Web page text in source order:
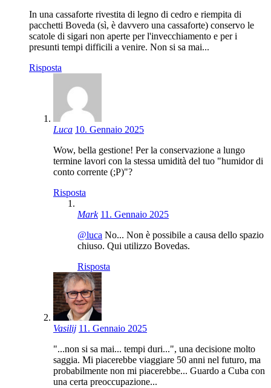
In una cassaforte rivestita di legno di cedro e riempita di
pacchetti Boveda (sì, è davvero una cassaforte) conservo le
scatole di sigari non aperte per l'invecchiamento e per i
presunti tempi difficili a venire. Non si sa mai...
Risposta
Luca 10. Gennaio 2025
Wow, bella gestione! Per la conservazione a lungo
termine lavori con la stessa umidità del tuo "humidor di
conto corrente (;P)"?
Risposta
Mark 11. Gennaio 2025
@luca No... Non è possibile a causa dello spazio
chiuso. Qui utilizzo Bovedas.
Risposta
Vasilij 11. Gennaio 2025
"...non si sa mai... tempi duri...", una decisione molto
saggia. Mi piacerebbe viaggiare 50 anni nel futuro, ma
probabilmente non mi piacerebbe... Guardo a Cuba con
una certa preoccupazione...